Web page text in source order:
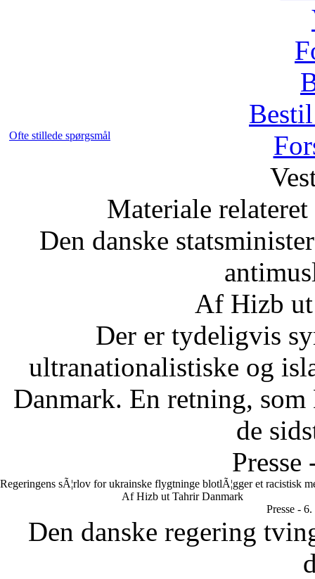
Ofte stillede spørgsmål
Materiale
Den danske
Af Hizb
Der er tydeligvis
ultranationalistiske og
Danmark. En retning,
de
Regeringens sÃ¦rlov for ukrainske flygtninge blotlÃ¦gger et racistisk
Af Hizb ut Tahrir Danmark
Presse -
Den danske regering